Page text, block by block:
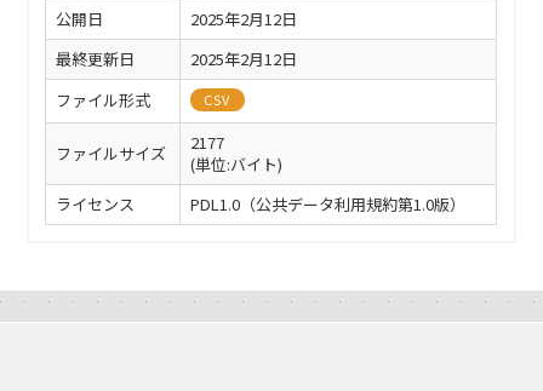
公開日
2025年2月12日
最終更新日
2025年2月12日
ファイル形式
CSV
ファイルサイズ
2177
(単位:バイト)
ライセンス
PDL1.0（公共データ利用規約第1.0版）